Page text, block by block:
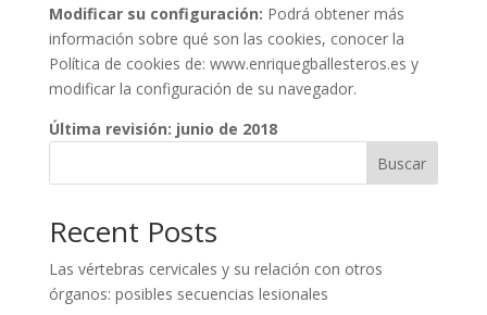
Modificar su configuración: Podrá obtener más
información sobre qué son las cookies, conocer la
Política de cookies de: www.enriquegballesteros.es y
modificar la configuración de su navegador.
Última revisión: junio de 2018
Buscar
Recent Posts
Las vértebras cervicales y su relación con otros
órganos: posibles secuencias lesionales